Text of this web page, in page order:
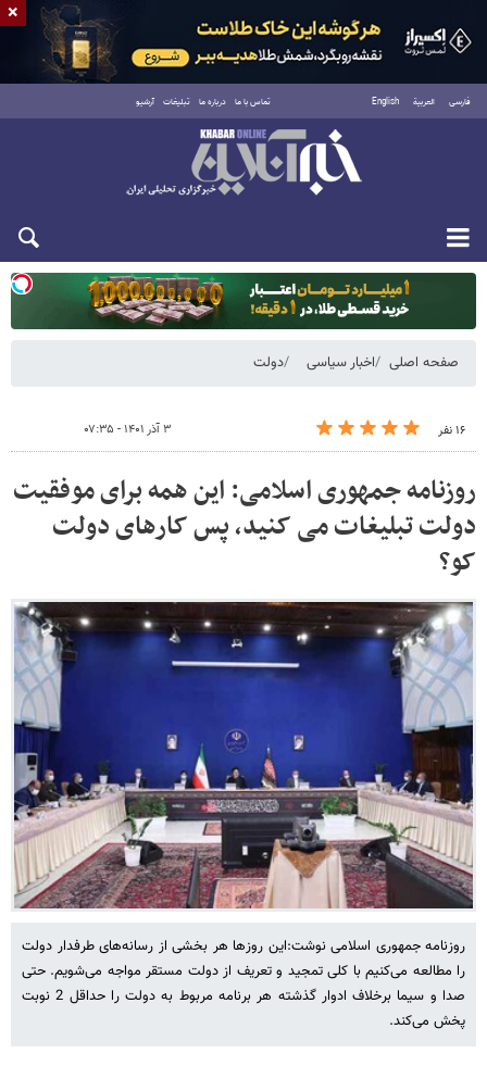
فارسی العربية English تماس با ما درباره ما تبلیغات آرشیو
دوشنبه ۱۹ مرداد ۱۴۰۵
صفحه اصلی اخبار سیاسی دولت
۱۶ نفر ۳ آذر ۱۴۰۱ - ۰۷:۳۵
روزنامه جمهوری اسلامی: این همه برای موفقیت
دولت تبلیغات می کنید، پس کارهای دولت
کو؟
روزنامه جمهوری اسلامی نوشت:این روزها هر بخشی از رسانه‌های طرفدار دولت
را مطالعه می‌کنیم با کلی تمجید و تعریف از دولت مستقر مواجه می‌شویم. حتی
صدا و سیما برخلاف ادوار گذشته هر برنامه مربوط به دولت را حداقل 2 نوبت
پخش می‌کند.
×